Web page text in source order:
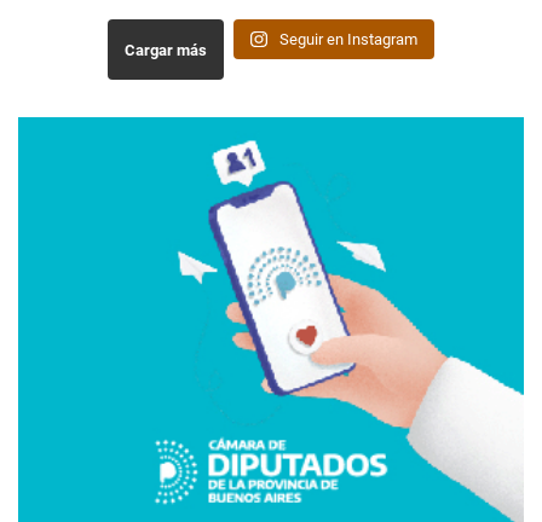
Cargar más
Seguir en Instagram